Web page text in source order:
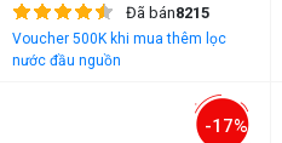
Đã bán8215
Voucher 500K khi mua thêm lọc
nước đầu nguồn
-17%